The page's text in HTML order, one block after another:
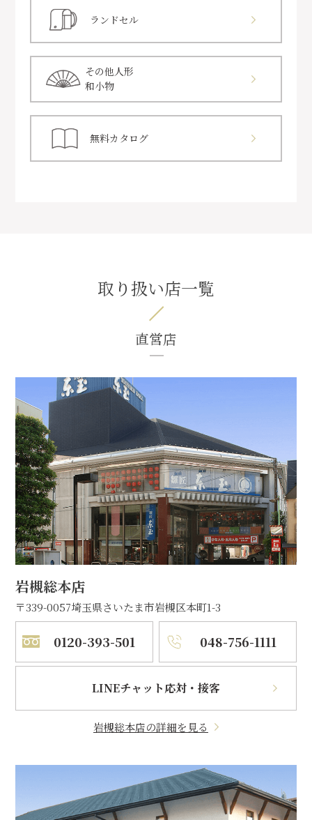
ランドセル
その他人形
和小物
無料カタログ
取り扱い店一覧
直営店
岩槻総本店
〒339-0057埼玉県さいたま市岩槻区本町1-3
0120-393-501 048-756-1111
LINEチャット応対・接客
岩槻総本店の詳細を見る